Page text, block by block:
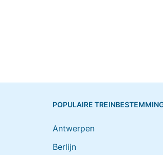
POPULAIRE
Antwerpen
Berlijn